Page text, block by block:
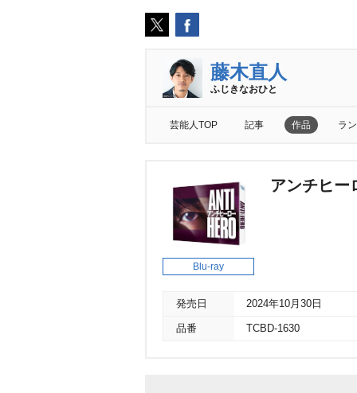
藤木直人
ふじきなおひと
芸能人TOP 記事 作品 ラ
Blu-ray
アンチヒ
発売日 2024年10月30日
品番 TCBD-1630